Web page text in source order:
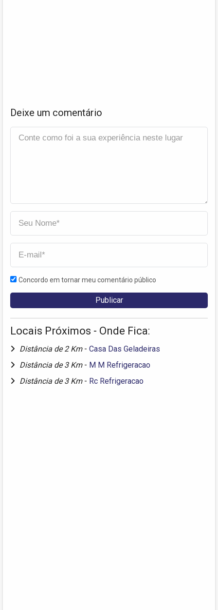
Deixe um comentário
Concordo em tornar meu comentário público
Locais Próximos - Onde Fica:
Distância de 2 Km - Casa Das Geladeiras
Distância de 3 Km - M M Refrigeracao
Distância de 3 Km - Rc Refrigeracao